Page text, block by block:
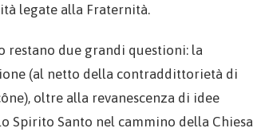
legate alla Fraternità.
restano due grandi questioni: la
(al netto della contraddittorietà di
oltre alla revanescenza di idee
Spirito Santo nel cammino della Chiesa